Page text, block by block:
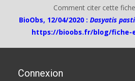
Comment citer cette
BioObs, 12/04/2020 : Dasyatis
https://bioobs.fr/blog/fiche-
Connexion